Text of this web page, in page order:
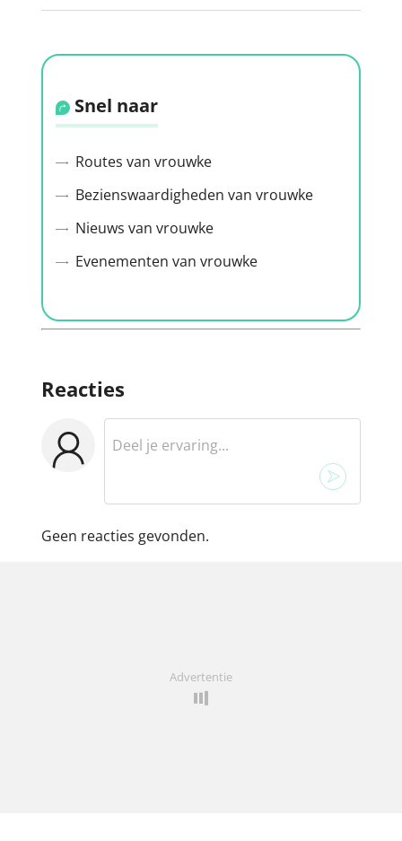
Snel naar
Routes van vrouwke
Bezienswaardigheden van vrouwke
Nieuws van vrouwke
Evenementen van vrouwke
Reacties
Geen reacties gevonden.
Advertentie